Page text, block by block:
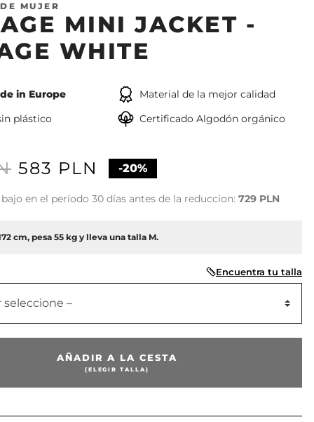
MUJER
MINI JACKET -
WHITE
in Europe
Material de la mejor calidad
plástico
Certificado Algodón orgánico
583 PLN -20%
en el período 30 días antes de la reduccion: 729 PLN
cm, pesa 55 kg y lleva una talla M.
Encuentra tu talla
seleccione –
AÑADIR A LA CESTA
(ELEGIR TALLA)